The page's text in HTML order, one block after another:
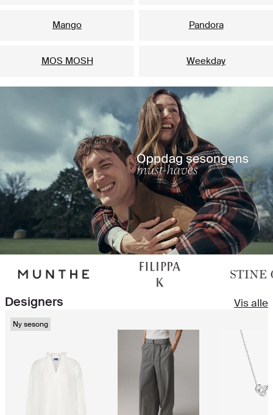
Mango Pandora
MOS MOSH Weekday
Designers Vis alle
Ny sesong